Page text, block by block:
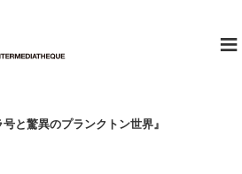
≡
と驚異のプランクトン世界』